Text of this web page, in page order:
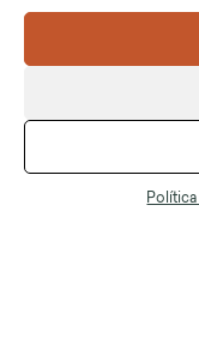
Únete a nosotros